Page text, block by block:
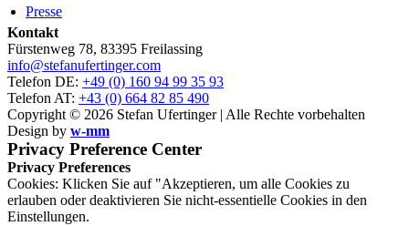
Presse
Kontakt
Fürstenweg 78, 83395 Freilassing
info@stefanufertinger.com
Telefon DE: +49 (0) 160 94 99 35 93
Telefon AT: +43 (0) 664 82 85 490
Copyright © 2026 Stefan Ufertinger | Alle Rechte vorbehalten
Design by w-mm
Privacy Preference Center
Privacy Preferences
Cookies: Klicken Sie auf "Akzeptieren, um alle Cookies zu
erlauben oder deaktivieren Sie nicht-essentielle Cookies in den
Einstellungen.